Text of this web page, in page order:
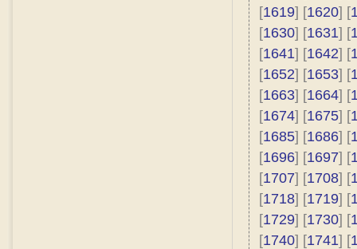
[1619] [1620] [
[1630] [1631] [
[1641] [1642] [
[1652] [1653] [
[1663] [1664] [
[1674] [1675] [
[1685] [1686] [
[1696] [1697] [
[1707] [1708] [
[1718] [1719] [
[1729] [1730] [
[1740] [1741] [